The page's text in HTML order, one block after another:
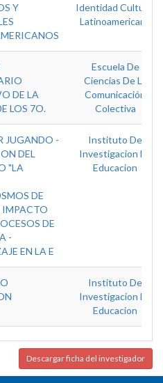
Y
Identidad Cultural
Latinoamericana
DE LA
LOS 7O.
Escuela De
Ciencias De La
Comunicación
Colectiva
JUGANDO -
DEL
"LA
DE
IMPACTO
DE
-
EN LA E
Instituto De
Investigacion En
Educacion
Instituto De
Investigacion En
Educacion
Descargar ficha del investigador